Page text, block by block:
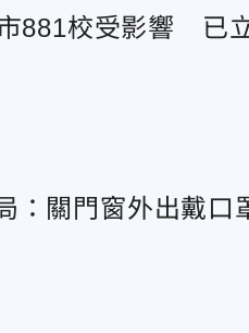
881校受影響 已
：關門窗外出戴口